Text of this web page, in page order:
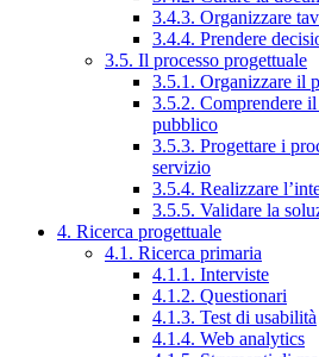
3.4.3. Organizzare
3.4.4. Prendere
3.5. Il processo progettuale
3.5.1. Organizzare il
3.5.2. Comprendere
pubblico
3.5.3. Progettare i
servizio
3.5.4. Realizzare
3.5.5. Validare la
4. Ricerca progettuale
4.1. Ricerca primaria
4.1.1. Interviste
4.1.2. Questionari
4.1.3. Test di usabilità
4.1.4. Web analytics